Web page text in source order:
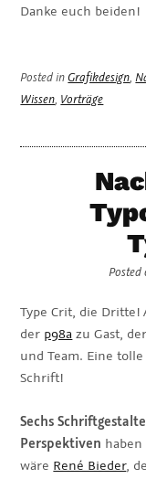
Danke euch beiden!
Posted inGrafikdesign,
Wissen, Vorträge
Type Crit, die
der p98a zu Gast,
und Team. Eine
Schrift!
Sechs
Perspektiven
wäre René Bieder,